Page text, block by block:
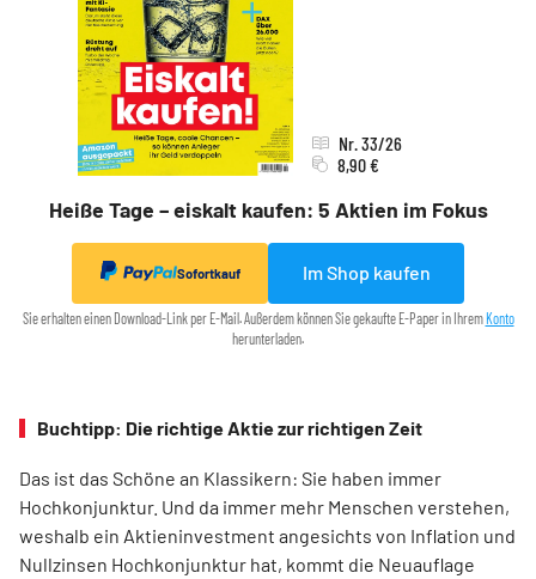
Heiße Tage – eiskalt kaufen: 5 Aktien im Fokus
Nr. 33/26
8,90 €
Sofortkauf Im Shop kaufen
Sie erhalten einen Download-Link per E-Mail. Außerdem können Sie gekaufte E-Paper in IhremKonto
herunterladen.
Buchtipp: Die richtige Aktie zur richtigen Zeit
Das ist das Schöne an Klassikern: Sie haben immer
Hochkonjunktur. Und da immer mehr Menschen verstehen,
weshalb ein Aktieninvestment angesichts von Inflation und
Nullzinsen Hochkonjunktur hat, kommt die Neuauflage